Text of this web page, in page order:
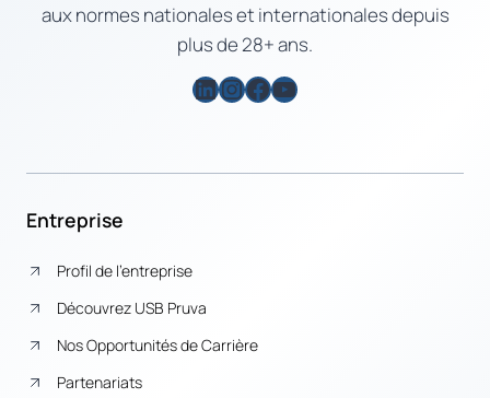
aux normes nationales et internationales depuis
plus de 28+ ans.
LinkedIn
Instagram
Facebook
YouTube
Entreprise
Profil de l’entreprise
Découvrez USB Pruva
Nos Opportunités de Carrière
Partenariats